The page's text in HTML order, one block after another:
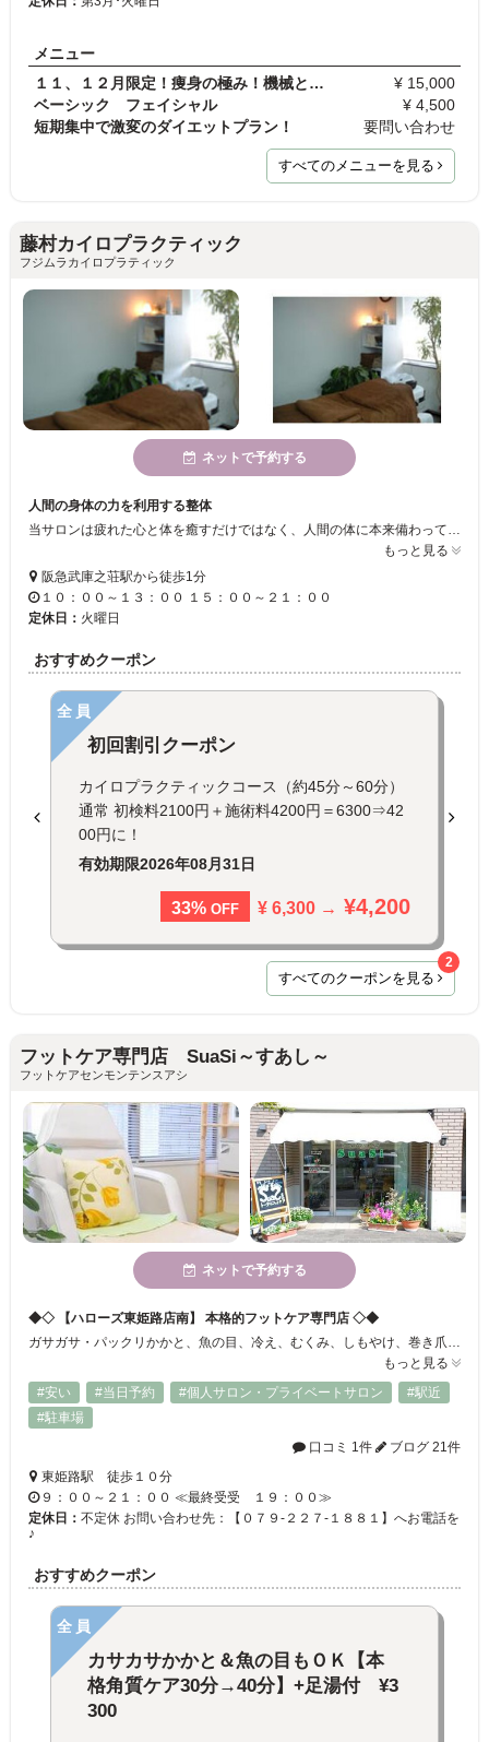
メニュー
１１、１２月限定！痩身の極み！機械とスポンジラの…
¥ 15,000
ベーシック フェイシャル
¥ 4,500
短期集中で激変のダイエットプラン！
要問い合わせ
すべてのメニューを見る
藤村カイロプラクティック
フジムラカイロプラティック
ネットで予約する
人間の身体の力を利用する整体
当サロンは疲れた心と体を癒すだけではなく、人間の体に本来備わっている自己治癒力や免疫力を刺激することで、心と体が自発的に元気を取り戻すようサポートします。是非一度お試し下さい。
もっと見る
阪急武庫之荘駅から徒歩1分
１０：００～１３：００ １５：００～２１：００
定休日： 火曜日
おすすめクーポン
全員
初回割引クーポン
カイロプラクティックコース（約45分～60分）
通常 初検料2100円＋施術料4200円＝6300⇒42
00円に！
有効期限2026年08月31日
33% OFF ¥ 6,300 → ¥4,200
すべてのクーポンを見る
2
フットケア専門店 SuaSi～すあし～
フットケアセンモンテンスアシ
ネットで予約する
◆◇ 【ハローズ東姫路店南】 本格的フットケア専門店 ◇◆
ガサガサ・パックリかかと、魚の目、冷え、むくみ、しもやけ、巻き爪、外反母趾、足のムレ・においetc…足のトラブル丸ごと解決！本格的フットケア専門店SuaSi ≪すあし≫ 当店は単に足のケアサービスをご提供するだけでなく、お悩みの原因を見つけ貴方に合わせたホームケアアドバイスをお伝えさせていただいております！ ご予約は便利でお得な【ネット予約】or 電話：０７９－２２７－１８８１を利用ください♪
もっと見る
#安い
#当日予約 #個人サロン・プライベートサロン
#駅近
#駐車場
口コミ 1件
ブログ 21件
東姫路駅 徒歩１０分
９：００～２１：００ ≪最終受受 １９：００≫
定休日： 不定休 お問い合わせ先：【０７９-２２７-１８８１】へお電話を
♪
おすすめクーポン
全員
カサカサかかと＆魚の目もＯＫ【本
格角質ケア30分→40分】+足湯付 ¥3
300